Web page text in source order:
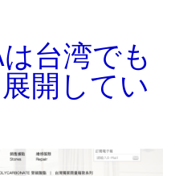
台湾でも
開してい